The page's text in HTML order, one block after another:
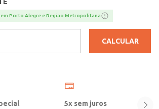
em Porto Alegre e Regiao Metropolitana
CALCULAR
5x sem juros